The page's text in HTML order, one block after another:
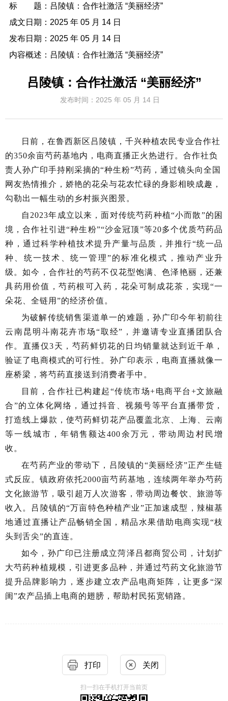
标 题： 吕陵镇：合作社激活 “美丽经济”
成文日期： 2025 年 05 月 14 日
发布日期： 2025 年 05 月 14 日
内容概述： 吕陵镇：合作社激活 “美丽经济”
吕陵镇：合作社激活 “美丽经济”
发布时间： 2025 年 05 月 14 日
日前，在鲁西新区吕陵镇，千兴种植农民专业合作社
的350余亩芍药基地内，电商直播正火热进行。合作社负
责人孙广印手持刚采摘的“种生粉”芍药，通过镜头向全国
网友热情推介，娇艳的花朵与花农忙碌的身影相映成趣，
勾勒出一幅生动的乡村振兴图景。
自2023年成立以来，面对传统芍药种植“小而散”的困
境，合作社引进“种生粉”“沙金冠顶”等20多个优质芍药品
种，通过科学种植技术提升产量与品质，并推行“统一品
种、统一技术、统一管理”的标准化模式，推动产业升
级。如今，合作社的芍药不仅花型饱满、色泽艳丽，还兼
具药用价值，芍药根可入药，花朵可制成花茶，实现“一
朵花、全链用”的经济价值。
为破解传统销售渠道单一的难题，孙广印今年初前往
云南昆明斗南花卉市场“取经”，并邀请专业直播团队合
作。直播仅3天，芍药鲜切花的日均销量就达到近千单，
验证了电商模式的可行性。孙广印表示，电商直播就像一
座桥梁，将芍药直接送到消费者手中。
目前，合作社已构建起“传统市场+电商平台+文旅融
合”的立体化网络，通过抖音、视频号等平台直播带货，
打造线上爆款，使芍药鲜切花产品覆盖北京、上海、云南
等一线城市，年销售额达400余万元，带动周边村民增
收。
在芍药产业的带动下，吕陵镇的“美丽经济”正产生链
式反应。镇政府依托2000亩芍药基地，连续两年举办芍药
文化旅游节，吸引超万人次游客，带动周边餐饮、旅游等
收入。吕陵镇的“万亩特色种植产业”正加速成型，辣椒基
地通过直播让产品畅销全国，精品水果借助电商实现“枝
头到舌尖”的直连。
如今，孙广印已注册成立菏泽吕都商贸公司，计划扩
大芍药种植规模，引进更多品种，并通过芍药文化旅游节
提升品牌影响力，逐步建立农产品电商矩阵，让更多“深
闺”农产品插上电商的翅膀，帮助村民拓宽销路。
打印 关闭
扫一扫在手机打开当前页